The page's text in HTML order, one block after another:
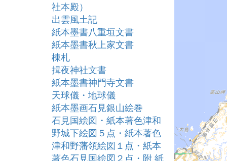
社本殿）
出雲風土記
紙本墨書八重垣文書
紙本墨書秋上家文書
棟札
揖夜神社文書
紙本墨書神門寺文書
天球儀・地球儀
紙本墨画石見銀山絵巻
石見国絵図・紙本著色津和
野城下絵図５点・紙本著色
津和野藩領絵図１点・紙本
著色石見国絵図２点・附 紙